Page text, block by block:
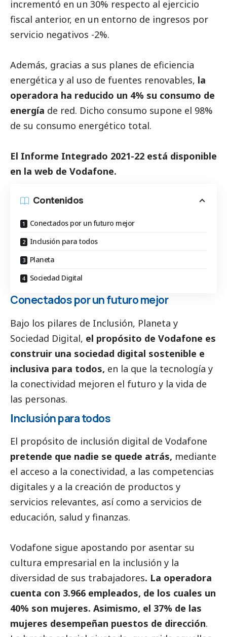
incrementó en un 30% respecto al ejercicio
fiscal anterior, en un entorno de ingresos por
servicio negativos -2%.
Además, gracias a sus planes de eficiencia
energética y al uso de fuentes renovables, la
operadora ha reducido un 4% su consumo de
energía de red. Dicho consumo supone el 98%
de su consumo energético total.
El Informe Integrado 2021-22 está disponible
en la web de Vodafone.
Contenidos
Conectados por un futuro mejor
Inclusión para todos
Planeta
Sociedad Digital
Conectados por un futuro mejor
Bajo los pilares de Inclusión, Planeta y
Sociedad Digital, el propósito de Vodafone es
construir una sociedad digital sostenible e
inclusiva para todos, en la que la tecnología y
la conectividad mejoren el futuro y la vida de
las personas.
Inclusión para todos
El propósito de inclusión digital de Vodafone
pretende que nadie se quede atrás, mediante
el acceso a la conectividad, a las competencias
digitales y a la creación de productos y
servicios relevantes, así como a servicios de
educación, salud y finanzas.
Vodafone sigue apostando por asentar su
cultura empresarial en la inclusión y la
diversidad de sus trabajadores. La operadora
cuenta con 3.966 empleados, de los cuales un
40% son mujeres. Asimismo, el 37% de las
mujeres desempeñan puestos de dirección.